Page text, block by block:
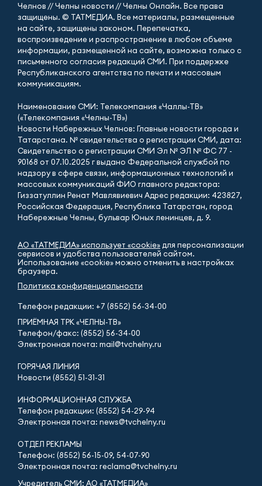
Челнов // Челны новости // Челны Онлайн. Все права
защищены. © ТАТМЕДИА. Все материалы, размещенные
на сайте, защищены законом. Перепечатка,
воспроизведение и распространение в любом объеме
информации, размещенной на сайте, возможна только с
письменного согласия редакций СМИ. При поддержке
Республиканского агентства по печати и массовым
коммуникациям.
Наименование СМИ: Телекомпания «Чаллы-ТВ»
(«Телекомпания «Челны-ТВ»)
Новости Набережных Челнов: Главные новости города и
Татарстана. № свидетельства о регистрации СМИ, дата:
Свидетельство о регистрации СМИ Эл № ЭЛ № ФС 77 -
90168 от 07.10.2025 г выдано Федеральной службой по
надзору в сфере связи, информационных технологий и
массовых коммуникаций ФИО главного редактора:
Гиззатуллин Ренат Мавлявиевич Адрес редакции: 423827,
Российская Федерация, Республика Татарстан, город
Набережные Челны, бульвар Юных ленинцев, д. 9.
АО «ТАТМЕДИА» использует «cookie» для персонализации
сервисов и удобства пользователей сайтом.
Использование «cookie» можно отменить в настройках
браузера.
Политика конфиденциальности
Телефон редакции: +7 (8552) 56-34-00
ПРИЁМНАЯ ТРК «ЧЕЛНЫ-ТВ»
Телефон/факс: (8552) 56-34-00
Электронная почта: mail@tvchelny.ru
ГОРЯЧАЯ ЛИНИЯ
Новости (8552) 51-31-31
ИНФОРМАЦИОННАЯ СЛУЖБА
Телефон редакции: (8552) 54-29-94
Электронная почта: news@tvchelny.ru
ОТДЕЛ РЕКЛАМЫ
Телефон: (8552) 56-15-09, 54-07-90
Электронная почта: reclama@tvchelny.ru
Учредитель СМИ: АО «ТАТМЕДИА»